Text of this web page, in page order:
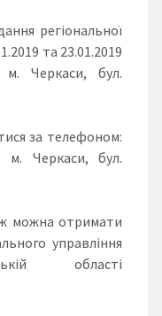
регіональної
та 23.01.2019
Черкаси, бул.
за телефоном:
м. Черкаси, бул.
можна отримати
управління
області